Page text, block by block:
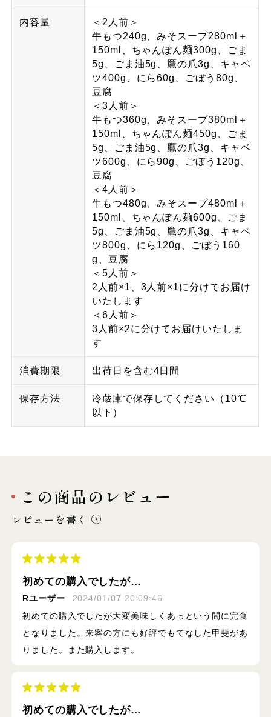
内容量
＜2人前＞
牛もつ240g、みそスープ280ml＋
150ml、ちゃんぽん麺300g、ごま
5g、ごま油5g、鷹の爪3g、キャベ
ツ400g、にら60g、ごぼう80g、
豆腐
＜3人前＞
牛もつ360g、みそスープ380ml＋
150ml、ちゃんぽん麺450g、ごま
5g、ごま油5g、鷹の爪3g、キャベ
ツ600g、にら90g、ごぼう120g、
豆腐
＜4人前＞
牛もつ480g、みそスープ480ml＋
150ml、ちゃんぽん麺600g、ごま
5g、ごま油5g、鷹の爪3g、キャベ
ツ800g、にら120g、ごぼう160
g、豆腐
＜5人前＞
2人前×1、3人前×1に分けてお届け
いたします
＜6人前＞
3人前×2に分けてお届けいたしま
す
消費期限 出荷日を含む4日間
保存方法
冷蔵庫で保存してください（10℃
以下）
この商品のレビュー
レビューを書く
初めての購入でしたが…
Rユーザー
2024/01/07 20:09:46
初めての購入でしたが大変美味しくあっという間に完食
となりました。来客の方にも好評でもてなした甲斐があ
りました。また購入します。
初めての購入でしたが…